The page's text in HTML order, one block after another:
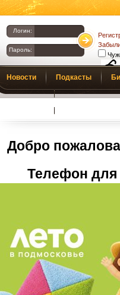
Логин:
Пароль:
Новости Подкасты
Добро
Телефон для